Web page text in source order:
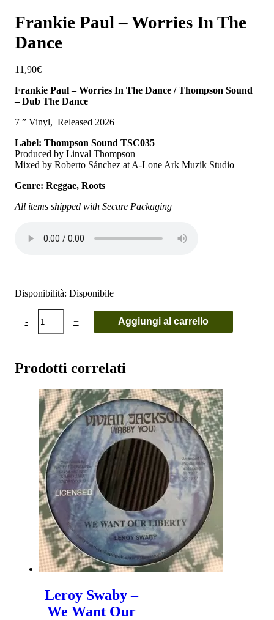
Frankie Paul – Worries In The
Dance
11,90€
Frankie Paul – Worries In The Dance / Thompson Sound
– Dub The Dance
7 ” Vinyl, Released 2026
Label: Thompson Sound TSC035
Produced by Linval Thompson
Mixed by Roberto Sánchez at A-Lone Ark Muzik Studio
Genre: Reggae, Roots
All items shipped with Secure Packaging
Disponibilità: Disponibile
-
Frankie
Paul
The
quantità
+ Aggiungi al carrello
Prodotti correlati
Leroy Swaby –
We Want Our